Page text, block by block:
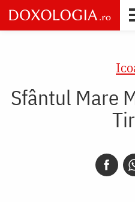
Skip
to
main
Sfântul Mare